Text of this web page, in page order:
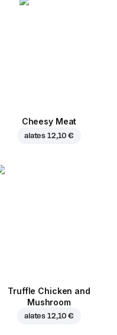
Cheesy Meat
alates 12,10 €
Truffle Chicken and
Mushroom
alates 12,10 €